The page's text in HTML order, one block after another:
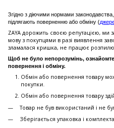
Згідно з діючими нормами
підлягають поверненню або обміну (
ZAYA дорожить своєю репутацією, ми
мову з покупцями в разі виявлення
зламалася кришка, не працює
Щоб не було непорозумінь,
повернення і обміну.
Обмін або повернення товару
покупки.
Обмiн або повернення товару
Товар не був використаний і не
Зберiгається упаковка і